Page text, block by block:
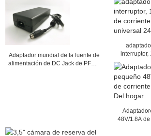
Adaptador mundial de la fuente de
alimentación de DC Jack de PFC/3
interruptor,
48V/1.8A